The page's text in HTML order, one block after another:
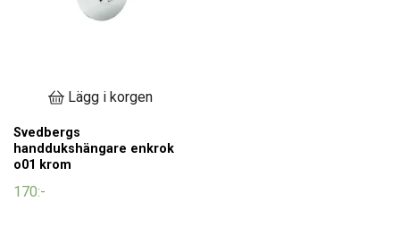
Lägg i korgen
Svedbergs
handdukshängare enkrok
o01 krom
170:-